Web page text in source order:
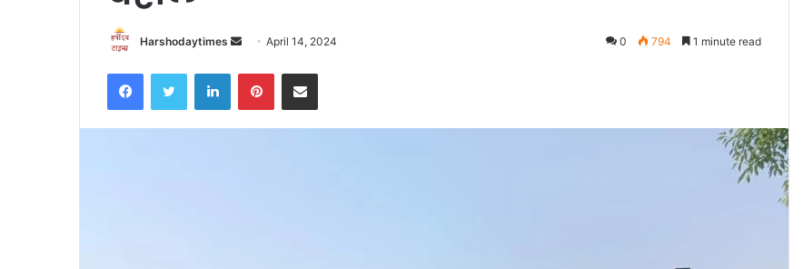
Harshodaytimes
Send
email
April 14, 2024 0 794 1 minute read
FacebookTwitter LinkedInPinterestShare via Email